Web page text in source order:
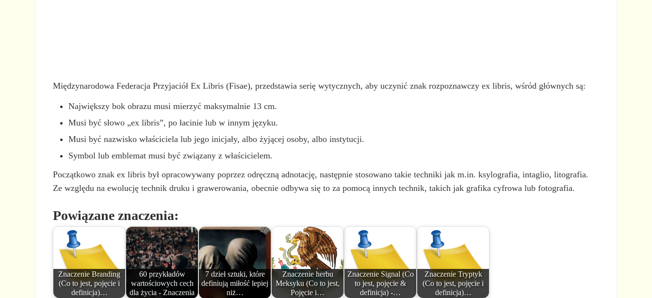
Międzynarodowa Federacja Przyjaciół Ex Libris (Fisae), przedstawia serię wytycznych, aby uczynić znak rozpoznawczy ex libris, wśród głównych są:
Największy bok obrazu musi mierzyć maksymalnie 13 cm.
Musi być słowo „ex libris”, po łacinie lub w innym języku.
Musi być nazwisko właściciela lub jego inicjały, albo żyjącej osoby, albo instytucji.
Symbol lub emblemat musi być związany z właścicielem.
Początkowo znak ex libris był opracowywany poprzez odręczną adnotację, następnie stosowano takie techniki jak m.in. ksylografia, intaglio, litografia.
Ze względu na ewolucję technik druku i grawerowania, obecnie odbywa się to za pomocą innych technik, takich jak grafika cyfrowa lub fotografia.
Powiązane znaczenia:
Znaczenie Branding
(Co to jest, pojęcie i
definicja)…
60 przykładów
wartościowych cech
dla życia - Znaczenia
7 dzieł sztuki, które
definiują miłość lepiej
niż…
Znaczenie herbu
Meksyku (Co to jest,
Pojęcie i…
Znaczenie Signal (Co
to jest, pojęcie &
definicja) -…
Znaczenie Tryptyk
(Co to jest, pojęcie i
definicja)…